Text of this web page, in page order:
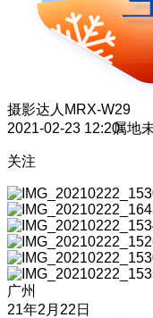
摄影达人 MRX-W29
2021-02-23 12:20属地
关注
广州
21年2月22日